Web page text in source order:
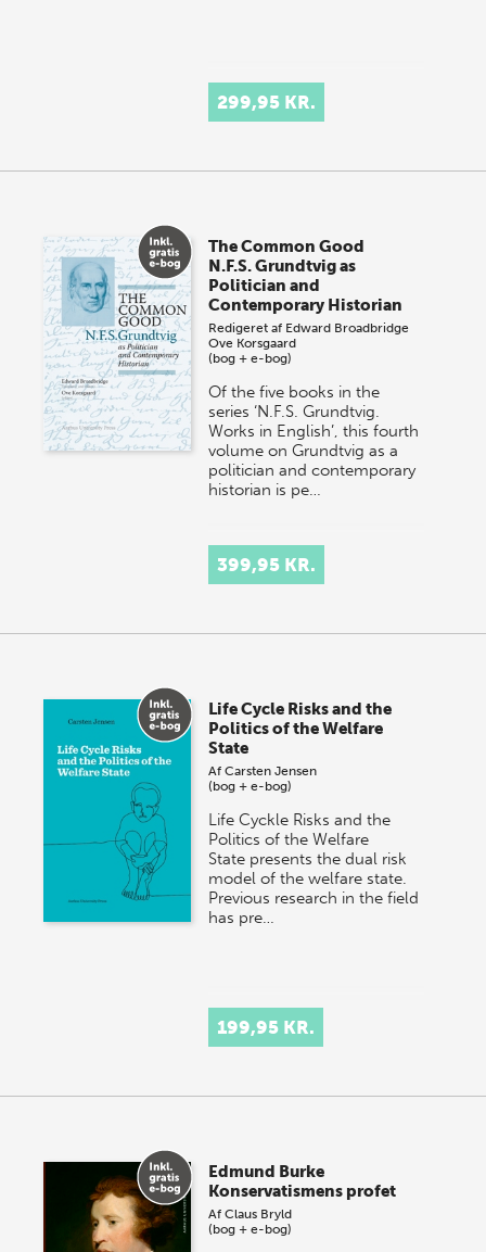
299,95 KR.
The Common Good
N.F.S. Grundtvig as
Politician and
Contemporary Historian
Redigeret af Edward Broadbridge
Ove Korsgaard
(bog + e-bog)
Of the five books in the
series ‘N.F.S. Grundtvig.
Works in English’, this fourth
volume on Grundtvig as a
politician and contemporary
historian is pe…
399,95 KR.
Life Cycle Risks and the
Politics of the Welfare
State
AfCarsten Jensen
(bog + e-bog)
Life Cyckle Risks and the
Politics of the Welfare
State presents the dual risk
model of the welfare state.
Previous research in the field
has pre…
199,95 KR.
Edmund Burke
Konservatismens profet
AfClaus Bryld
(bog + e-bog)